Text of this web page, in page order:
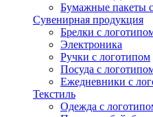
Бумажные пакеты
Сувенирная продукция
Брелки с
Электроника
Ручки с логотипом
Посуда с
Ежедневники с
Текстиль
Одежда с